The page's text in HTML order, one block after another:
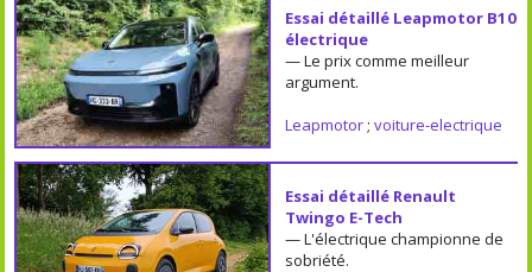
Essai détaillé Leapmotor B10
électrique
— Le prix comme meilleur
argument.
Leapmotor ; voiture-electrique
Essai détaillé Renault
Twingo E-Tech
— L'électrique championne de
sobriété.